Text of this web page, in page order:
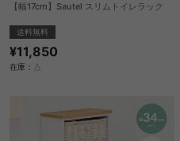
【幅17cm】Sautel スリムトイレラック
送料無料
¥11,850
在庫：△